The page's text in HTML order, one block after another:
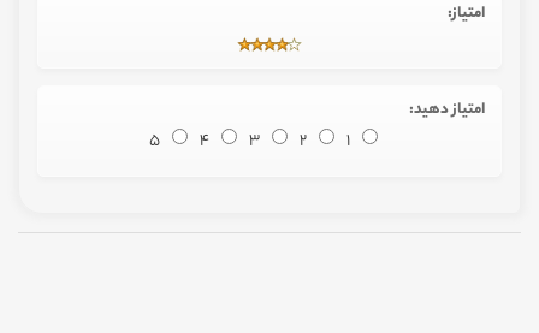
امتیاز:
امتیاز دهید:
1
2
3
4
5